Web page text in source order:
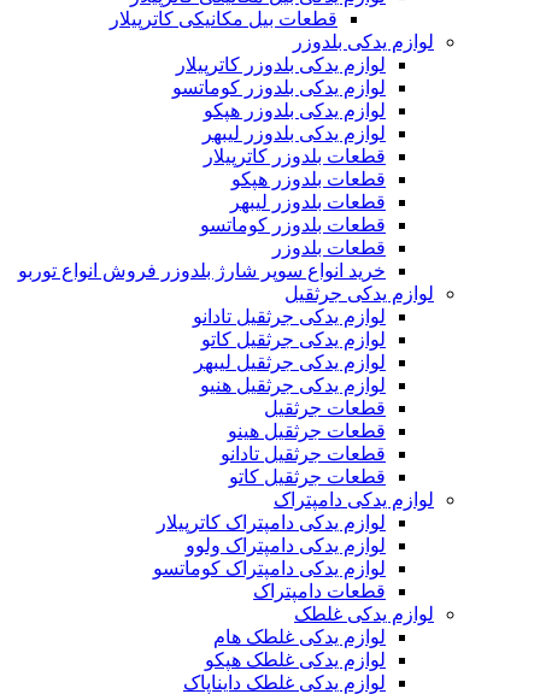
قطعات بیل مکانیکی کاترپیلار
لوازم یدکی بلدوزر
لوازم یدکی بلدوزر کاترپیلار
لوازم یدکی بلدوزر کوماتسو
لوازم یدکی بلدوزر هپکو
لوازم یدکی بلدوزر لیبهر
قطعات بلدوزر کاترپیلار
قطعات بلدوزر هپکو
قطعات بلدوزر لیبهر
قطعات بلدوزر کوماتسو
قطعات بلدوزر
خرید انواع سوپر شارژ بلدوزر فروش انواع توربو
لوازم یدکی جرثقیل
لوازم یدکی جرثقیل تادانو
لوازم یدکی جرثقیل کاتو
لوازم یدکی جرثقیل لیبهر
لوازم یدکی جرثقیل هنیو
قطعات جرثقیل
قطعات جرثقیل هینو
قطعات جرثقیل تادانو
قطعات جرثقیل کاتو
لوازم یدکی دامپتراک
لوازم یدکی دامپتراک کاترپیلار
لوازم یدکی دامپتراک ولوو
لوازم یدکی دامپتراک کوماتسو
قطعات دامپتراک
لوازم یدکی غلطک
لوازم یدکی غلطک هام
لوازم یدکی غلطک هپکو
لوازم یدکی غلطک دایناپاک